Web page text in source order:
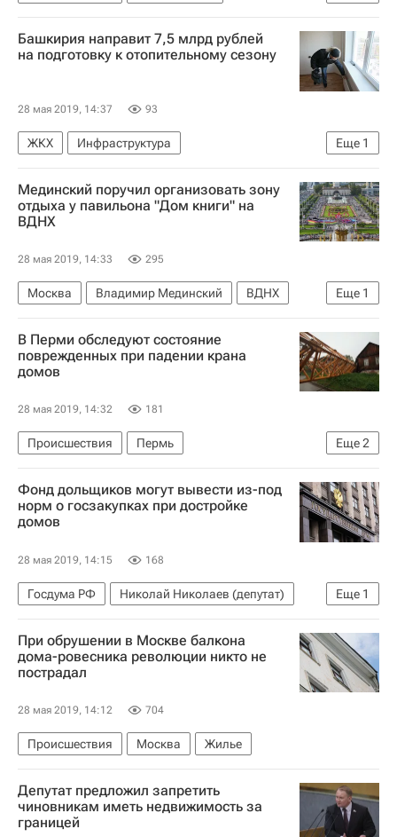
Строительство
Башкирия направит 7,5 млрд рублей
на подготовку к отопительному сезону
28 мая 2019, 14:37 93
Еще 1
ЖКХ
Инфраструктура
Республика Башкортостан
Мединский поручил организовать зону
отдыха у павильона "Дом книги" на
ВДНХ
28 мая 2019, 14:33 295
Еще 1
Москва Владимир Мединский
ВДНХ
Россия
В Перми обследуют состояние
поврежденных при падении крана
домов
28 мая 2019, 14:32 181
Еще2
Происшествия
Пермь
Следственный комитет России (СК РФ)
Жилье
Фонд дольщиков могут вывести из-под
норм о госзакупках при достройке
домов
28 мая 2019, 14:15 168
Еще 1
Госдума РФ
Николай Николаев (депутат)
Фонд развития территорий (ФРТ, ранее - Фонд защиты прав дольщиков)
При обрушении в Москве балкона
дома-ровесника революции никто не
пострадал
28 мая 2019, 14:12 704
Происшествия Москва Жилье
Депутат предложил запретить
чиновникам иметь недвижимость за
границей